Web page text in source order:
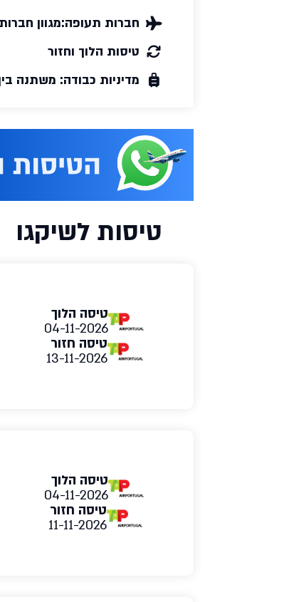
חברות תעופה:מגוון
טיסות הלוך וחזור
מדיניות כבודה: משתנה
טיסות לשיקגו
טיסה הלוך
04-11-2026
טיסה חזור
13-11-2026
טיסה הלוך
04-11-2026
טיסה חזור
11-11-2026